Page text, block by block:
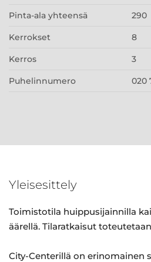
Pinta-ala yhteensä 290
Kerrokset 8
Kerros 3
Puhelinnumero 020
Yleisesittely
Toimistotila huippusijainnilla
äärellä. Tilaratkaisut
City-Centerillä on erinomainen